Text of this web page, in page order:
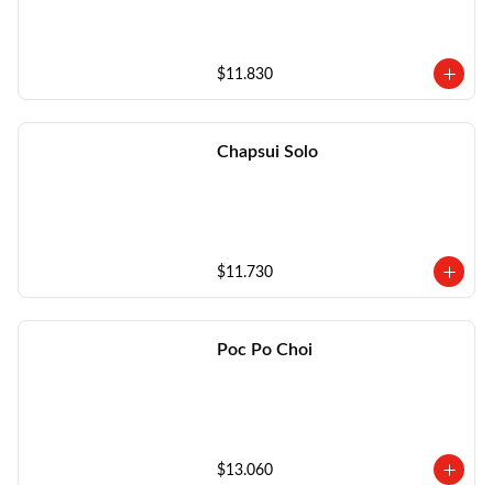
$11.830
Chapsui Solo
$11.730
Poc Po Choi
$13.060